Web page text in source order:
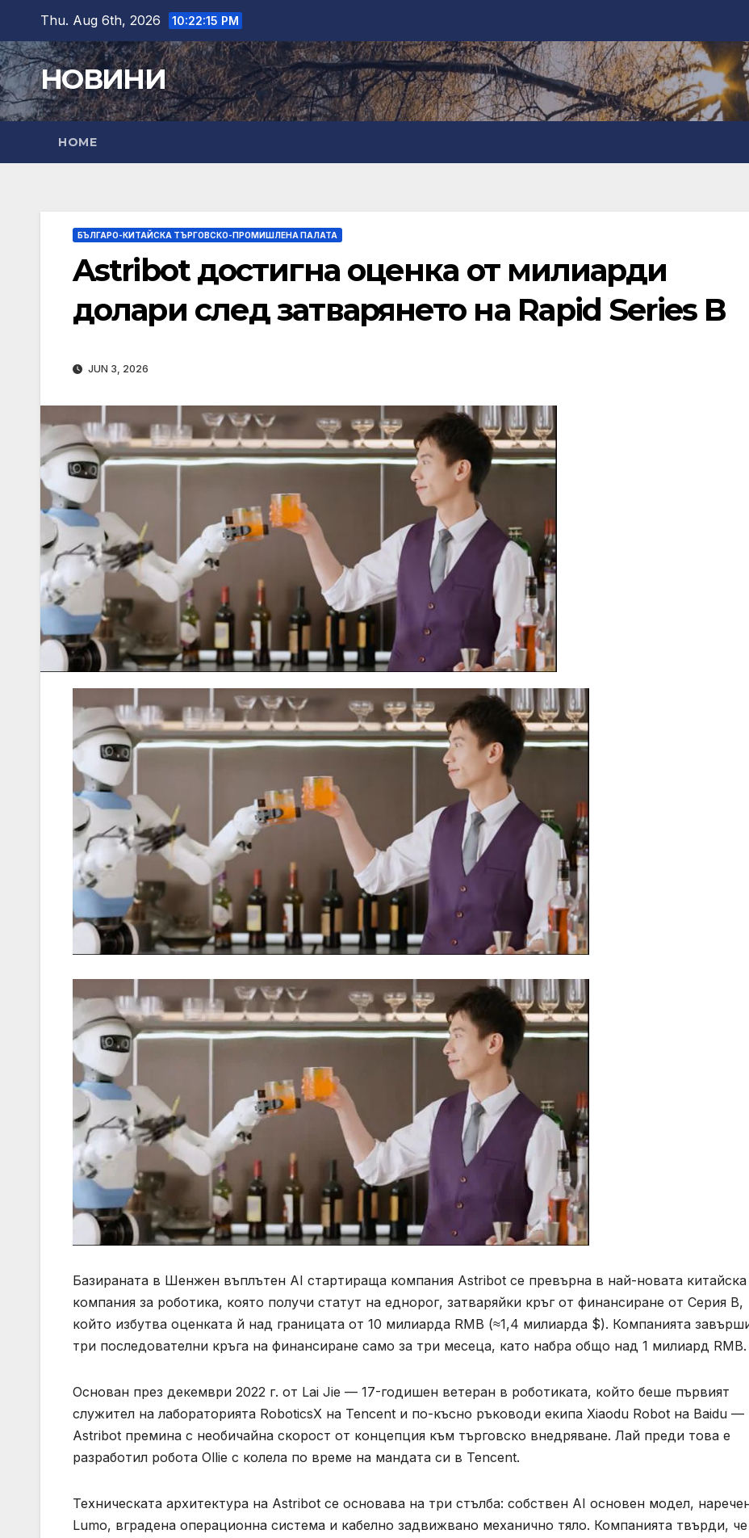
content
Thu. Aug 6th, 2026 10:22:17 PM
НОВИНИ
HOME
БЪЛГАРО-КИТАЙСКА ТЪРГОВСКО-ПРОМИШЛЕНА ПАЛАТА
Astribot достигна оценка от милиарди
долари след затварянето на Rapid Series B
JUN 3, 2026
Базираната в Шенжен въплътен AI стартираща компания Astribot се превърна в най-новата китайска
компания за роботика, която получи статут на еднорог, затваряйки кръг от финансиране от Серия B,
който избутва оценката й над границата от 10 милиарда RMB (≈1,4 милиарда $). Компанията
три последователни кръга на финансиране само за три месеца, като набра общо над 1 милиард RMB.
Основан през декември 2022 г. от Lai Jie — 17-годишен ветеран в роботиката, който беше първият
служител на лабораторията RoboticsX на Tencent и по-късно ръководи екипа Xiaodu Robot на Baidu —
Astribot премина с необичайна скорост от концепция към търговско внедряване. Лай преди това е
разработил робота Ollie с колела по време на мандата си в Tencent.
Техническата архитектура на Astribot се основава на три стълба: собствен AI основен модел,
Lumo, вградена операционна система и кабелно задвижвано механично тяло. Компанията твърди, че